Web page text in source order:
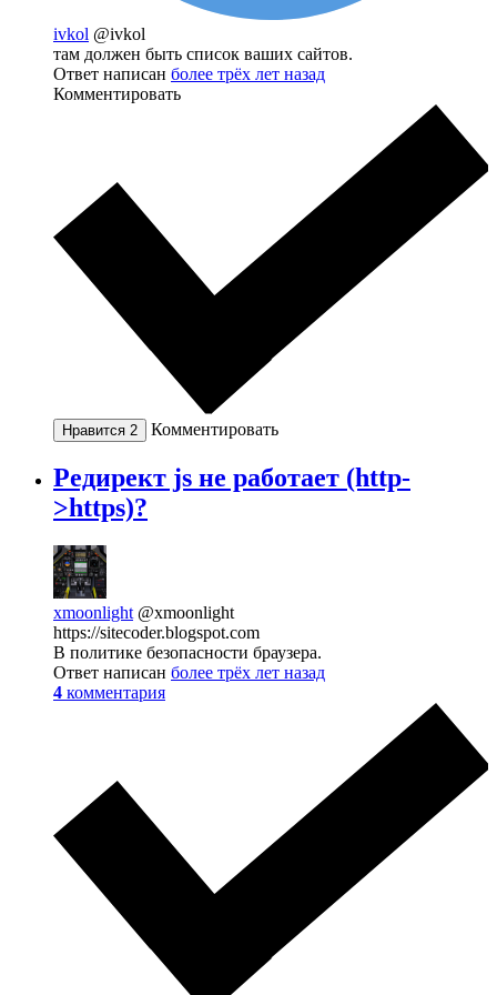
ivkol @ivkol
там должен быть список ваших сайтов.
Ответ написан более трёх лет назад
Комментировать
Нравится 2 Комментировать
Редирект js не работает (http-
>https)?
xmoonlight @xmoonlight
https://sitecoder.blogspot.com
В политике безопасности браузера.
Ответ написан более трёх лет назад
4 комментария